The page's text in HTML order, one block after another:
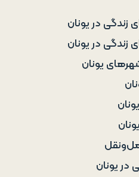
زندگی در یونان
زندگی در یونان
یونان
در یونان